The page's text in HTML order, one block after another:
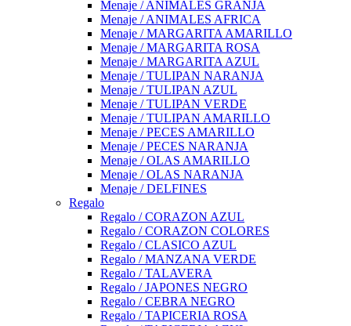
Menaje / ANIMALES GRANJA
Menaje / ANIMALES AFRICA
Menaje / MARGARITA AMARILLO
Menaje / MARGARITA ROSA
Menaje / MARGARITA AZUL
Menaje / TULIPAN NARANJA
Menaje / TULIPAN AZUL
Menaje / TULIPAN VERDE
Menaje / TULIPAN AMARILLO
Menaje / PECES AMARILLO
Menaje / PECES NARANJA
Menaje / OLAS AMARILLO
Menaje / OLAS NARANJA
Menaje / DELFINES
Regalo
Regalo / CORAZON AZUL
Regalo / CORAZON COLORES
Regalo / CLASICO AZUL
Regalo / MANZANA VERDE
Regalo / TALAVERA
Regalo / JAPONES NEGRO
Regalo / CEBRA NEGRO
Regalo / TAPICERIA ROSA